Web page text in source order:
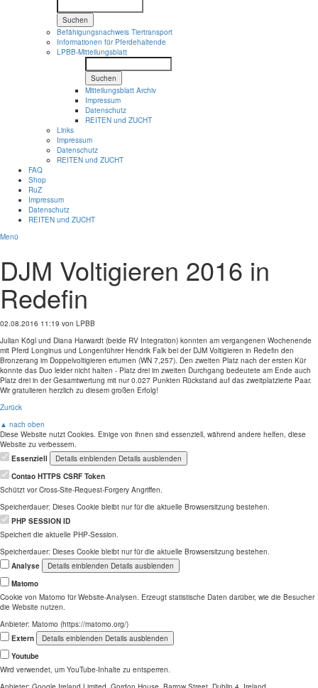
Suchen
Befähigungsnachweis Tiertransport
Informationen für Pferdehaltende
LPBB-Mitteilungsblatt
Suchen
Mitteilungsblatt Archiv
Impressum
Datenschutz
REITEN und ZUCHT
Links
Impressum
Datenschutz
REITEN und ZUCHT
FAQ
Shop
RuZ
Impressum
Datenschutz
REITEN und ZUCHT
Menü
DJM Voltigieren 2016 in
Redefin
02.08.2016 11:19 von LPBB
Julian Kögl und Diana Harwardt (beide RV Integration) konnten am vergangenen Wochenende
mit Pferd Longinus und Longenführer Hendrik Falk bei der DJM Voltigieren in Redefin den
Bronzerang im Doppelvoltigieren erturnen (WN 7,257). Den zweiten Platz nach der ersten Kür
konnte das Duo leider nicht halten - Platz drei im zweiten Durchgang bedeutete am Ende auch
Platz drei in der Gesamtwertung mit nur 0.027 Punkten Rückstand auf das zweitplatzierte Paar.
Wir gratulieren herzlich zu diesem großen Erfolg!
Zurück
▲ nach oben
Diese Website nutzt Cookies. Einige von ihnen sind essenziell, während andere helfen, diese
Website zu verbessern.
Essenziell
Details einblenden Details ausblenden
Contao HTTPS CSRF Token
Schützt vor Cross-Site-Request-Forgery Angriffen.
Speicherdauer: Dieses Cookie bleibt nur für die aktuelle Browsersitzung bestehen.
PHP SESSION ID
Speichert die aktuelle PHP-Session.
Speicherdauer: Dieses Cookie bleibt nur für die aktuelle Browsersitzung bestehen.
Analyse
Details einblenden Details ausblenden
Matomo
Cookie von Matomo für Website-Analysen. Erzeugt statistische Daten darüber, wie die Besucher
die Website nutzen.
Anbieter: Matomo (https://matomo.org/)
Extern
Details einblenden Details ausblenden
Youtube
Wird verwendet, um YouTube-Inhalte zu entsperren.